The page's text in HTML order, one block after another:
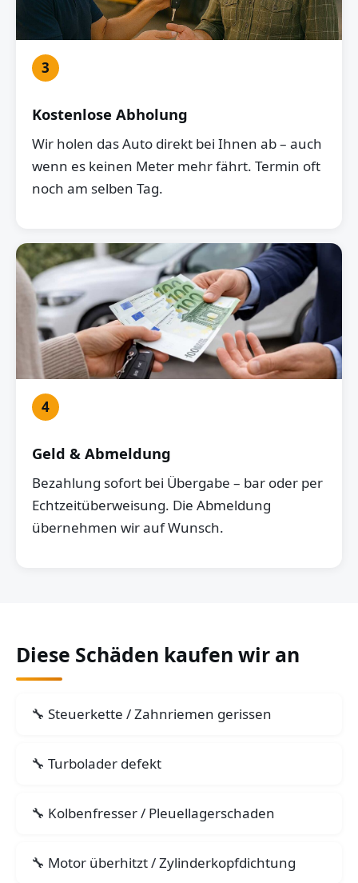
3
Kostenlose Abholung
Wir holen das Auto direkt bei Ihnen ab – auch
wenn es keinen Meter mehr fährt. Termin oft
noch am selben Tag.
4
Geld & Abmeldung
Bezahlung sofort bei Übergabe – bar oder per
Echtzeitüberweisung. Die Abmeldung
übernehmen wir auf Wunsch.
Diese Schäden kaufen wir an
Steuerkette / Zahnriemen gerissen
Turbolader defekt
Kolbenfresser / Pleuellagerschaden
Motor überhitzt / Zylinderkopfdichtung